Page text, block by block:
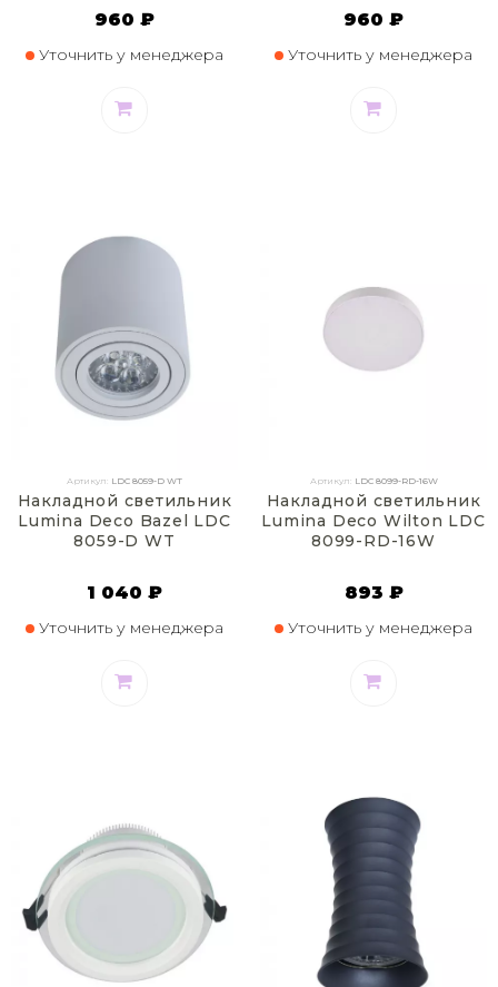
960 ₽
Уточнить у менеджера
960 ₽
Уточнить у менеджера
Артикул: LDC 8059-D WT
Накладной светильник
Lumina Deco Bazel LDC
8059-D WT
1 040 ₽
Уточнить у менеджера
Артикул: LDC 8099-RD-16W
Накладной светильник
Lumina Deco Wilton LDC
8099-RD-16W
893 ₽
Уточнить у менеджера